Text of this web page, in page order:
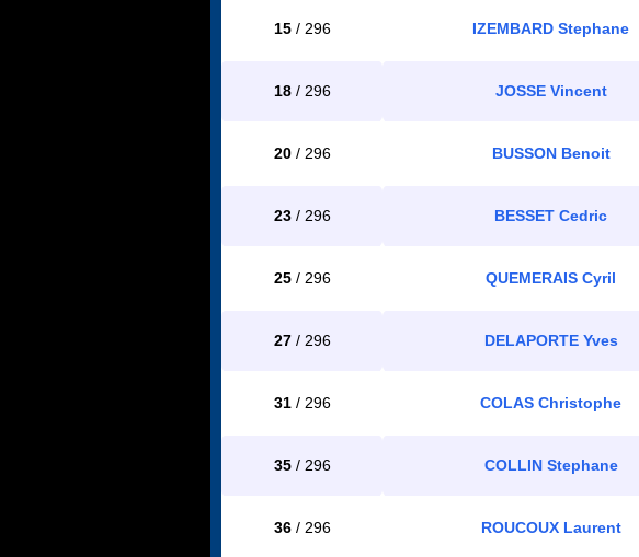
15/ 296 IZEMBARD Stephane
18/ 296 JOSSE Vincent
20/ 296 BUSSON Benoit
23/ 296 BESSET Cedric
25/ 296 QUEMERAIS Cyril
27/ 296 DELAPORTE Yves
31/ 296 COLAS Christophe
35/ 296 COLLIN Stephane
36/ 296 ROUCOUX Laurent